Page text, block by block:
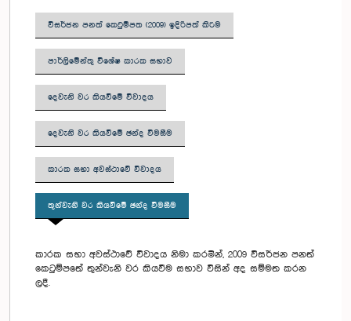
විසර්ජන පනත් කෙටුම්පත (2009) ඉදිරිපත් කිරීම
පාර්ලිමේන්තු විශේෂ කාරක සභාව
දෙවැනි වර කියවීමේ විවාදය
දෙවැනි වර කියවීමේ ඡන්ද විමසීම
කාරක සභා අවස්ථාවේ විවාදය
තුන්වැනි වර කියවීමේ ඡන්ද විමසීම
කාරක සභා අවස්ථාවේ විවාදය නිමා කරමින්, 2009 විසර්ජන පනත්
කෙටුම්පතේ තුන්වැනි වර කියවීම සභාව විසින් අද සම්මත කරන
ලදී.